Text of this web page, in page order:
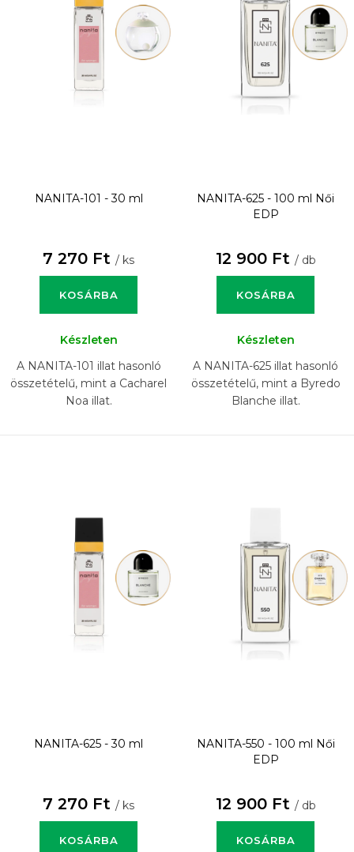
NANITA-101 - 30 ml
7 270 Ft / ks
KOSÁRBA
Készleten
A NANITA-101 illat hasonló
összetételű, mint a Cacharel
Noa illat.
NANITA-625 - 100 ml
Női
EDP
12 900 Ft / db
KOSÁRBA
Készleten
A NANITA-625 illat hasonló
összetételű, mint a Byredo
Blanche illat.
NANITA-625 - 30 ml
7 270 Ft / ks
KOSÁRBA
NANITA-550 - 100 ml
Női
EDP
12 900 Ft / db
KOSÁRBA